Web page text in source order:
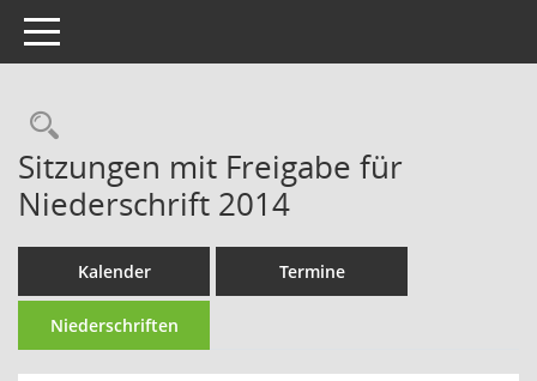
Toggle navigation
Rechercheauswahl
Sitzungen mit Freigabe für
Niederschrift 2014
Kalender Termine
Niederschriften